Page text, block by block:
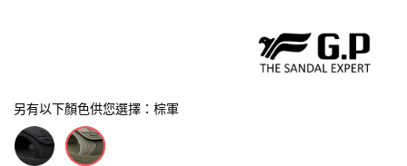
另有以下顏色供您選擇：棕軍